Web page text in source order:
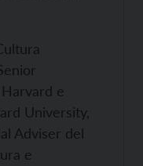
e
University,
Adviser del
e